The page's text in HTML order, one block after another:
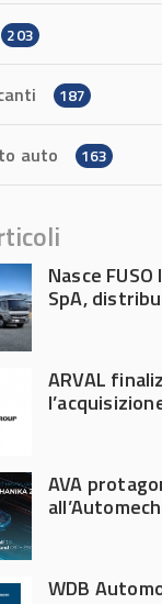
203
187
auto 163
Nasce
SpA,
ARVAL
AVA
WDB